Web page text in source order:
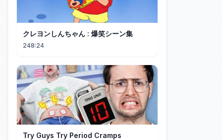
クレヨンしんちゃん : 爆笑シーン集
248:24
Try Guys Try Period Cramps